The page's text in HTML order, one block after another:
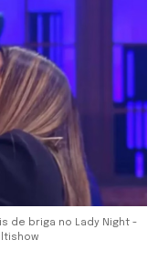
de briga no Lady Night -